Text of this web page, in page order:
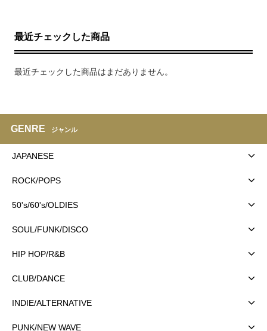
最近チェックした商品
最近チェックした商品はまだありません。
GENRE ジャンル
JAPANESE
ROCK/POPS
50's/60's/OLDIES
SOUL/FUNK/DISCO
HIP HOP/R&B
CLUB/DANCE
INDIE/ALTERNATIVE
PUNK/NEW WAVE